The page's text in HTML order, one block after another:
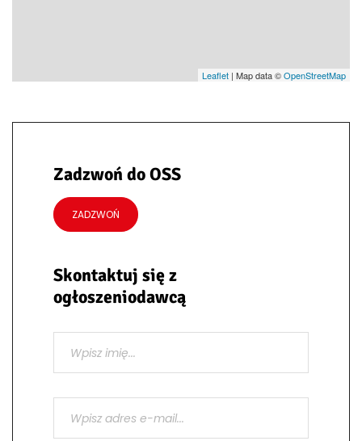
Leaflet | Map data ©OpenStreetMap
Zadzwoń do OSS
ZADZWOŃ
Skontaktuj się z
ogłoszeniodawcą